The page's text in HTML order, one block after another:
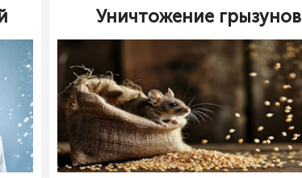
Уничтожение грызунов